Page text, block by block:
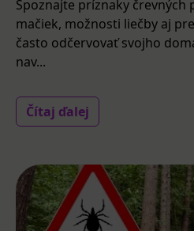
Spoznajte príznaky črevných
mačiek, možnosti liečby aj
často odčervovať svojho
nav...
Čítaj ďalej